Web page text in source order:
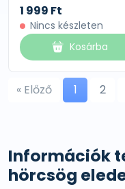
1 999 Ft
Nincs készleten
Kosárba
« Előző 1 2
Információk
hörcsög